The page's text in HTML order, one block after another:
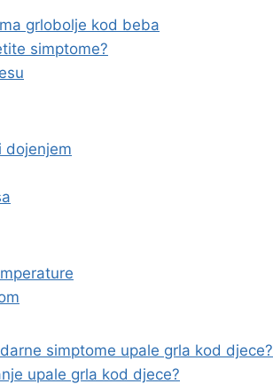
grlobolje kod beba
simptome?
dojenjem
simptome upale grla kod djece?
upale grla kod djece?